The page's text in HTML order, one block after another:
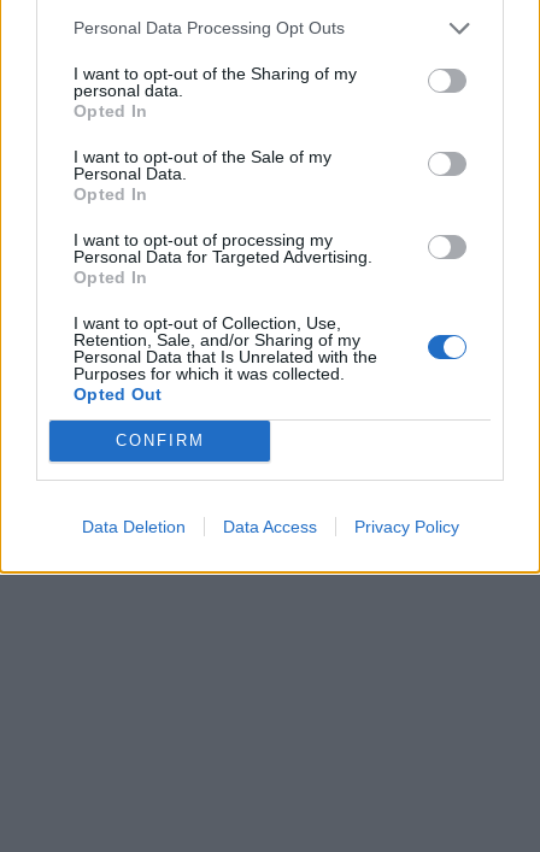
Personal Data Processing Opt Outs
I want to opt-out of the Sharing of my
personal data.
Opted In
I want to opt-out of the Sale of my
Personal Data.
Opted In
I want to opt-out of processing my
Personal Data for Targeted Advertising.
Opted In
I want to opt-out of Collection, Use,
Retention, Sale, and/or Sharing of my
Personal Data that Is Unrelated with the
Purposes for which it was collected.
Opted Out
CONFIRM
Data Deletion Data Access Privacy Policy
In evidenza